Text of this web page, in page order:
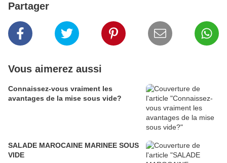
Partager
Vous aimerez aussi
Connaissez-vous vraiment les
avantages de la mise sous vide?
SALADE MAROCAINE MARINEE SOUS
VIDE